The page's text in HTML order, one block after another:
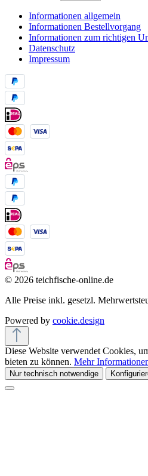
Informationen allgemein
Informationen Bestellvorgang
Informationen zum richtigen
Datenschutz
Impressum
© 2026 teichfische-online.de
Alle Preise inkl. gesetzl.
Powered by cookie.design
Diese Website verwendet Cookies,
bieten zu können. Mehr
Nur technisch notwendige